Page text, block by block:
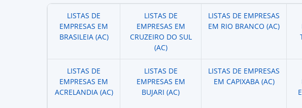
LISTAS DE
EMPRESAS EM
BRASILEIA (AC)
LISTAS DE
EMPRESAS EM
CRUZEIRO DO SUL
(AC)
LISTAS DE EMPRESAS
EM RIO BRANCO (AC)
LISTAS DE
EMPRESAS EM
ACRELANDIA (AC)
LISTAS DE
EMPRESAS EM
BUJARI (AC)
LISTAS DE EMPRESAS
EM CAPIXABA (AC)